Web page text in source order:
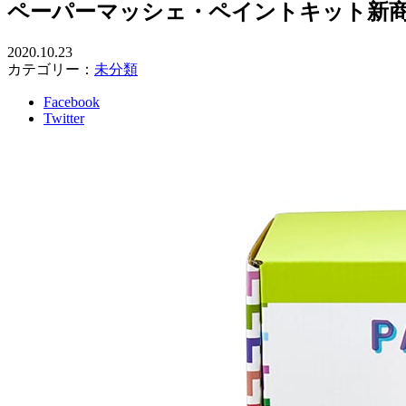
ペーパーマッシェ・ペイントキット新
2020.10.23
カテゴリー： 未分類
Facebook
Twitter